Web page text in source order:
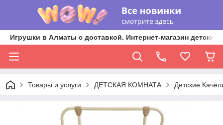
Игрушки в Алматы с доставкой. Интернет-магазин
Товары и услуги ДЕТСКАЯ КОМНАТА Детские